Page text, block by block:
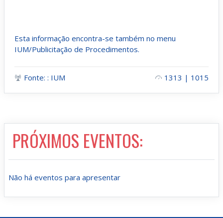
Esta informação encontra-se também no menu
IUM/Publicitação de Procedimentos.
Fonte: : IUM 1313 | 1015
PRÓXIMOS EVENTOS:
Não há eventos para apresentar